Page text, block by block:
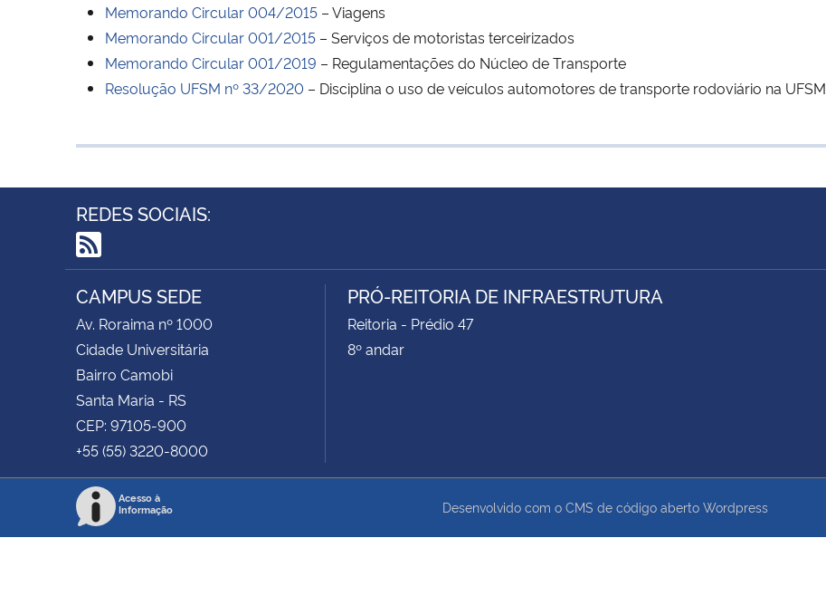
Memorando Circular 004/2015 – Viagens
Memorando Circular 001/2015 – Serviços de motoristas terceirizados
Memorando Circular 001/2019 – Regulamentações do Núcleo de Transporte
Resolução UFSM nº 33/2020 – Disciplina o uso de veículos automotores de transporte rodoviário na UFSM
REDES SOCIAIS:
RSS
CAMPUS SEDE
Av. Roraima nº 1000
Cidade Universitária
Bairro Camobi
Santa Maria - RS
CEP: 97105-900
+55 (55) 3220-8000
PRÓ-REITORIA DE INFRAESTRUTURA
Reitoria - Prédio 47
8º andar
Acesso à
Informação
Desenvolvido com o CMS de código aberto Wordpress